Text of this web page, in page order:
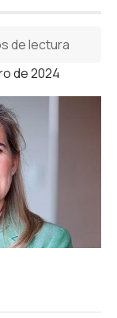
de 2024
de lectura